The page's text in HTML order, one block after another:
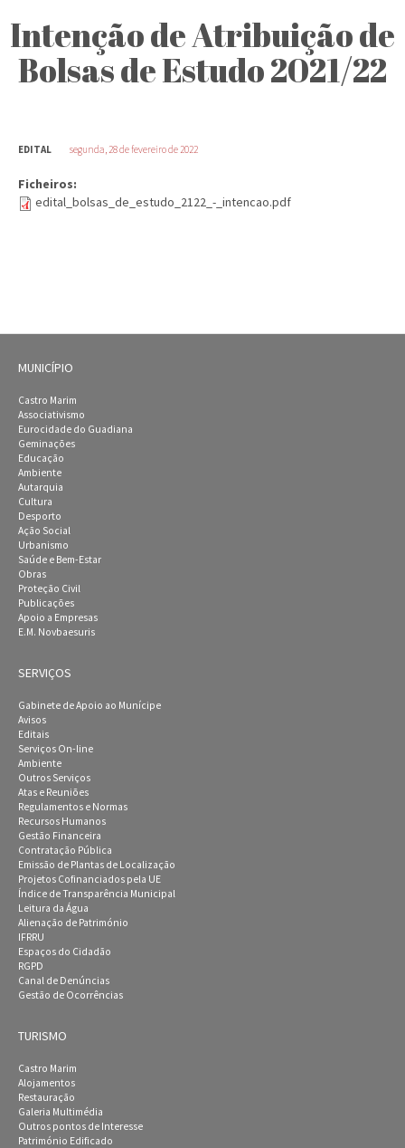
Intenção de Atribuição de
Bolsas de Estudo 2021/22
EDITAL segunda, 28 de fevereiro de 2022
Ficheiros:
edital_bolsas_de_estudo_2122_-_intencao.pdf
MUNICÍPIO
Castro Marim
Associativismo
Eurocidade do Guadiana
Geminações
Educação
Ambiente
Autarquia
Cultura
Desporto
Ação Social
Urbanismo
Saúde e Bem-Estar
Obras
Proteção Civil
Publicações
Apoio a Empresas
E.M. Novbaesuris
SERVIÇOS
Gabinete de Apoio ao Munícipe
Avisos
Editais
Serviços On-line
Ambiente
Outros Serviços
Atas e Reuniões
Regulamentos e Normas
Recursos Humanos
Gestão Financeira
Contratação Pública
Emissão de Plantas de Localização
Projetos Cofinanciados pela UE
Índice de Transparência Municipal
Leitura da Água
Alienação de Património
IFRRU
Espaços do Cidadão
RGPD
Canal de Denúncias
Gestão de Ocorrências
TURISMO
Castro Marim
Alojamentos
Restauração
Galeria Multimédia
Outros pontos de Interesse
Património Edificado